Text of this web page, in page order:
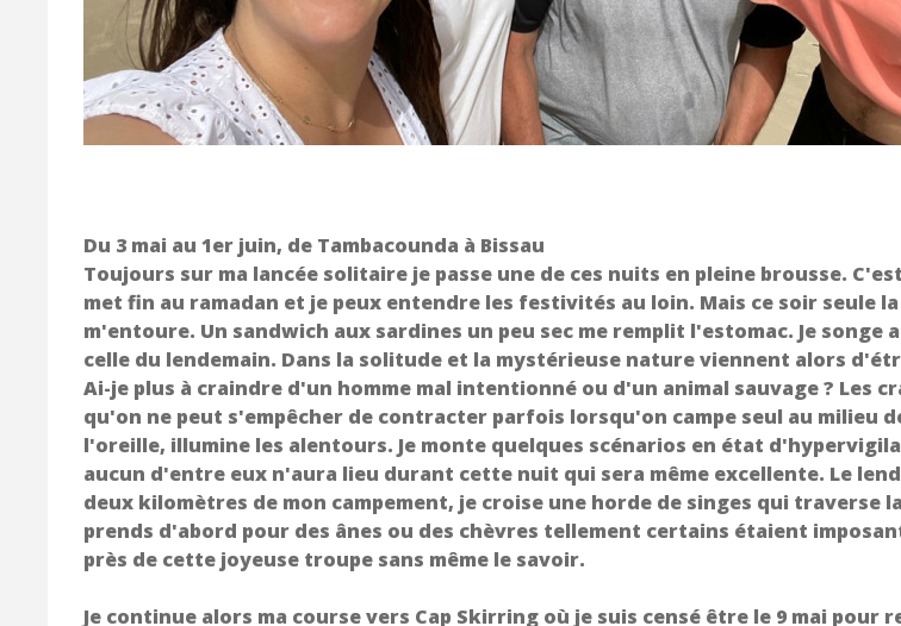
Du 3 mai au 1er juin, de Tambacounda à Bissau
Toujours sur ma lancée solitaire je passe une de ces nuits en pleine brousse.
met fin au ramadan et je peux entendre les festivités au loin. Mais ce soir seule
m'entoure. Un sandwich aux sardines un peu sec me remplit l'estomac. Je songe
celle du lendemain. Dans la solitude et la mystérieuse nature viennent alors
Ai-je plus à craindre d'un homme mal intentionné ou d'un animal sauvage ? Les
qu'on ne peut s'empêcher de contracter parfois lorsqu'on campe seul au milieu
l'oreille, illumine les alentours. Je monte quelques scénarios en état
aucun d'entre eux n'aura lieu durant cette nuit qui sera même excellente. Le
deux kilomètres de mon campement, je croise une horde de singes qui traverse
prends d'abord pour des ânes ou des chèvres tellement certains étaient
près de cette joyeuse troupe sans même le savoir.
Je continue alors ma course vers Cap Skirring où je suis censé être le 9 mai pour